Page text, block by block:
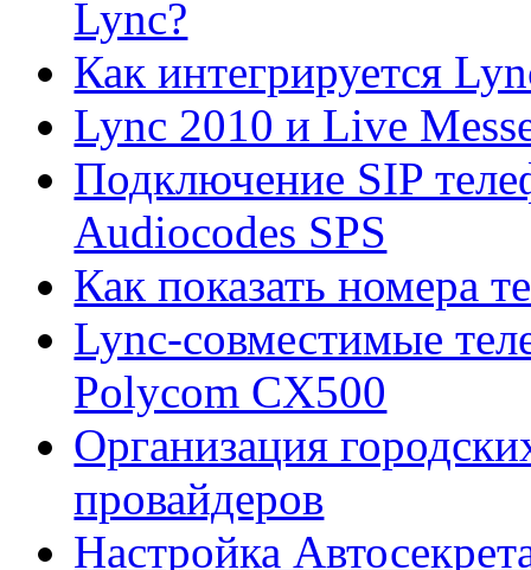
Lync?
Как интегрируется
Lync 2010 и Live
Подключение SIP
Audiocodes SPS
Как показать номера
Lync-совместимые
Polycom CX500
Организация
провайдеров
Настройка